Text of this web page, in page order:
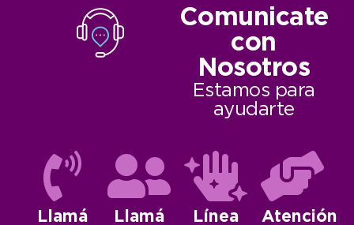
Comunicate
con
Nosotros
Estamos para
ayudarte
Llamá
Llamá
Línea
Atención